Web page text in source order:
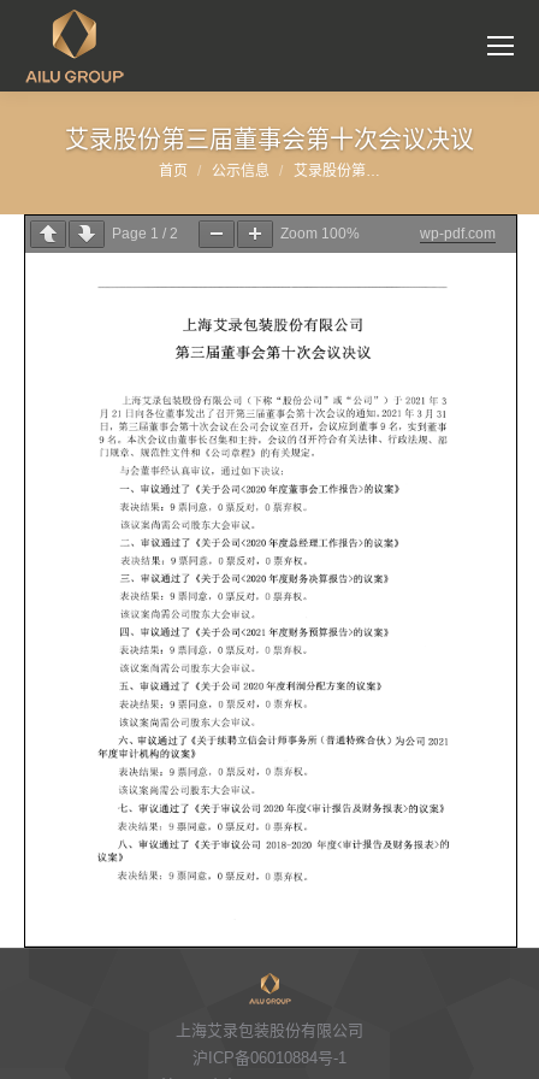
艾录股份第三届董事会第十次会议决议
您在这里：
首页 公示信息 艾录股份第…
Page 1 / 2 Zoom 100% wp-pdf.com
上海艾录包装股份有限公司
沪ICP备06010884号-1